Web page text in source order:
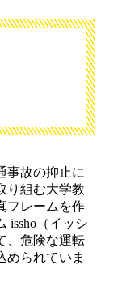
事故の抑止に
り組む大学教
フレームを作
issho（イッシ
、危険な運転
められていま